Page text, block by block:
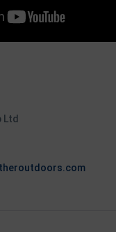
Ltd